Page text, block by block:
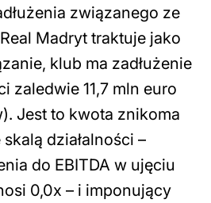
związanego ze
Madryt traktuje jako
klub ma zadłużenie
zaledwie 11,7 mln euro
Jest to kwota znikoma
działalności –
do EBITDA w ujęciu
0,0x – i imponujący